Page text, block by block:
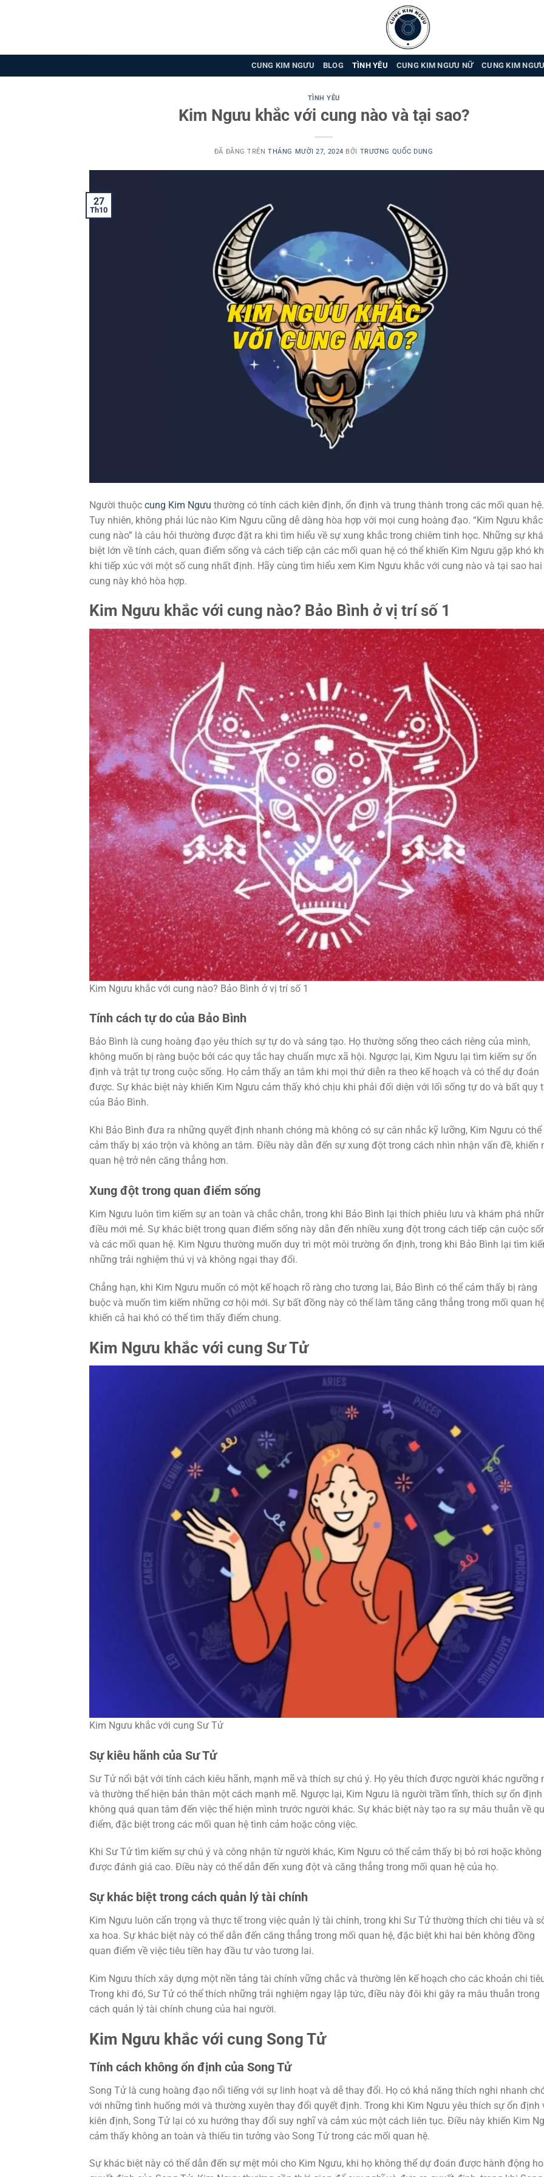
dung
CUNG KIM NGƯU BLOG TÌNH YÊU CUNG KIM NGƯU NỮ CUNG KIM
TÌNH YÊU
Kim Ngưu khắc với cung nào và tại sao?
ĐÃ ĐĂNG TRÊNTHÁNG MƯỜI 27, 2024 BỞI TRƯƠNG QUỐC DUNG
27
Th10
Người thuộc cung Kim Ngưu thường có tính cách kiên định, ổn định và trung thành trong các mối quan hệ.
Tuy nhiên, không phải lúc nào Kim Ngưu cũng dễ dàng hòa hợp với mọi cung hoàng đạo. “Kim Ngưu
cung nào” là câu hỏi thường được đặt ra khi tìm hiểu về sự xung khắc trong chiêm tinh học. Những sự
biệt lớn về tính cách, quan điểm sống và cách tiếp cận các mối quan hệ có thể khiến Kim Ngưu gặp khó
khi tiếp xúc với một số cung nhất định. Hãy cùng tìm hiểu xem Kim Ngưu khắc với cung nào và tại sao hai
cung này khó hòa hợp.
Kim Ngưu khắc với cung nào? Bảo Bình ở vị trí số 1
Kim Ngưu khắc với cung nào? Bảo Bình ở vị trí số 1
Tính cách tự do của Bảo Bình
Bảo Bình là cung hoàng đạo yêu thích sự tự do và sáng tạo. Họ thường sống theo cách riêng của mình,
không muốn bị ràng buộc bởi các quy tắc hay chuẩn mực xã hội. Ngược lại, Kim Ngưu lại tìm kiếm sự ổn
định và trật tự trong cuộc sống. Họ cảm thấy an tâm khi mọi thứ diễn ra theo kế hoạch và có thể dự đoán
được. Sự khác biệt này khiến Kim Ngưu cảm thấy khó chịu khi phải đối diện với lối sống tự do và bất quy
của Bảo Bình.
Khi Bảo Bình đưa ra những quyết định nhanh chóng mà không có sự cân nhắc kỹ lưỡng, Kim Ngưu có thể
cảm thấy bị xáo trộn và không an tâm. Điều này dẫn đến sự xung đột trong cách nhìn nhận vấn đề, khiến
quan hệ trở nên căng thẳng hơn.
Xung đột trong quan điểm sống
Kim Ngưu luôn tìm kiếm sự an toàn và chắc chắn, trong khi Bảo Bình lại thích phiêu lưu và khám phá
điều mới mẻ. Sự khác biệt trong quan điểm sống này dẫn đến nhiều xung đột trong cách tiếp cận cuộc
và các mối quan hệ. Kim Ngưu thường muốn duy trì một môi trường ổn định, trong khi Bảo Bình lại tìm
những trải nghiệm thú vị và không ngại thay đổi.
Chẳng hạn, khi Kim Ngưu muốn có một kế hoạch rõ ràng cho tương lai, Bảo Bình có thể cảm thấy bị ràng
buộc và muốn tìm kiếm những cơ hội mới. Sự bất đồng này có thể làm tăng căng thẳng trong mối quan
khiến cả hai khó có thể tìm thấy điểm chung.
Kim Ngưu khắc với cung Sư Tử
Kim Ngưu khắc với cung Sư Tử
Sự kiêu hãnh của Sư Tử
Sư Tử nổi bật với tính cách kiêu hãnh, mạnh mẽ và thích sự chú ý. Họ yêu thích được người khác ngưỡng
và thường thể hiện bản thân một cách mạnh mẽ. Ngược lại, Kim Ngưu là người trầm tĩnh, thích sự ổn định
không quá quan tâm đến việc thể hiện mình trước người khác. Sự khác biệt này tạo ra sự mâu thuẫn về
điểm, đặc biệt trong các mối quan hệ tình cảm hoặc công việc.
Khi Sư Tử tìm kiếm sự chú ý và công nhận từ người khác, Kim Ngưu có thể cảm thấy bị bỏ rơi hoặc không
được đánh giá cao. Điều này có thể dẫn đến xung đột và căng thẳng trong mối quan hệ của họ.
Sự khác biệt trong cách quản lý tài chính
Kim Ngưu luôn cẩn trọng và thực tế trong việc quản lý tài chính, trong khi Sư Tử thường thích chi tiêu và
xa hoa. Sự khác biệt này có thể dẫn đến căng thẳng trong mối quan hệ, đặc biệt khi hai bên không đồng
quan điểm về việc tiêu tiền hay đầu tư vào tương lai.
Kim Ngưu thích xây dựng một nền tảng tài chính vững chắc và thường lên kế hoạch cho các khoản chi
Trong khi đó, Sư Tử có thể thích những trải nghiệm ngay lập tức, điều này đôi khi gây ra mâu thuẫn trong
cách quản lý tài chính chung của hai người.
Kim Ngưu khắc với cung Song Tử
Tính cách không ổn định của Song Tử
Song Tử là cung hoàng đạo nổi tiếng với sự linh hoạt và dễ thay đổi. Họ có khả năng thích nghi nhanh
với những tình huống mới và thường xuyên thay đổi quyết định. Trong khi Kim Ngưu yêu thích sự ổn định
kiên định, Song Tử lại có xu hướng thay đổi suy nghĩ và cảm xúc một cách liên tục. Điều này khiến Kim
cảm thấy không an toàn và thiếu tin tưởng vào Song Tử trong các mối quan hệ.
Sự khác biệt này có thể dẫn đến sự mệt mỏi cho Kim Ngưu, khi họ không thể dự đoán được hành động